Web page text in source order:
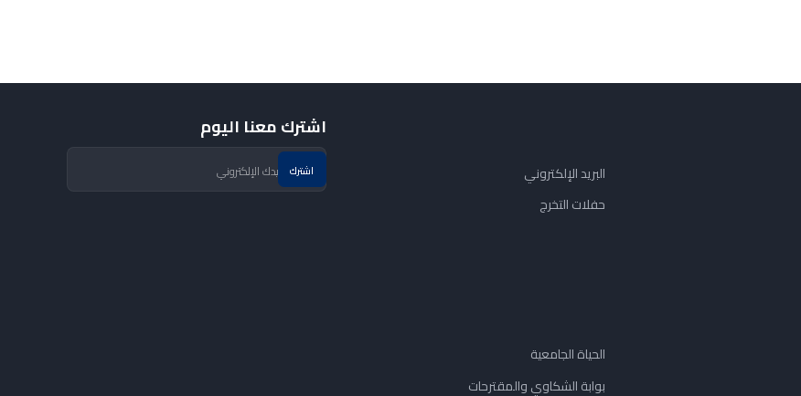
البريد الإلكتروني
حفلات التخرج
الحياة الجامعية
بوابة الشكاوي والمقترحات
اشترك معنا اليوم